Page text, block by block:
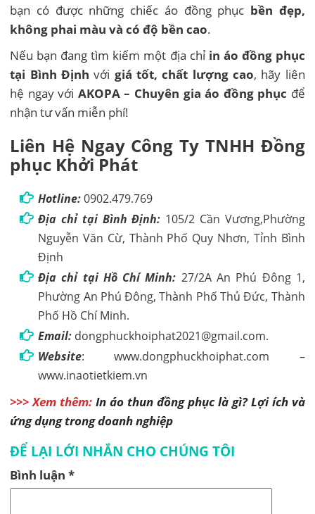
bạn có được những chiếc áo đồng phục bền đẹp,
không phai màu và có độ bền cao.
Nếu bạn đang tìm kiếm một địa chỉ in áo đồng phục
tại Bình Định với giá tốt, chất lượng cao, hãy liên
hệ ngay với AKOPA – Chuyên gia áo đồng phục để
nhận tư vấn miễn phí!
Liên Hệ Ngay Công Ty TNHH Đồng
phục Khởi Phát
Hotline:0902.479.769
Địa chỉ tại Bình Định: 105/2 Cần Vương,Phường
Nguyễn Văn Cừ, Thành Phố Quy Nhơn, Tỉnh Bình
Định
Địa chỉ tại Hồ Chí Minh: 27/2A An Phú Đông 1,
Phường An Phú Đông, Thành Phố Thủ Đức, Thành
Phố Hồ Chí Minh.
Email: dongphuckhoiphat2021@gmail.com.
Website: www.dongphuckhoiphat.com –
www.inaotietkiem.vn
>>> Xem thêm:In áo thun đồng phục là gì? Lợi ích và
ứng dụng trong doanh nghiệp
ĐỂ LẠI LỚI NHẮN CHO CHÚNG TÔI
Bình luận*